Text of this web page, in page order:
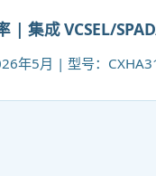
| 集成 VCSEL/
年5月 | 型号：